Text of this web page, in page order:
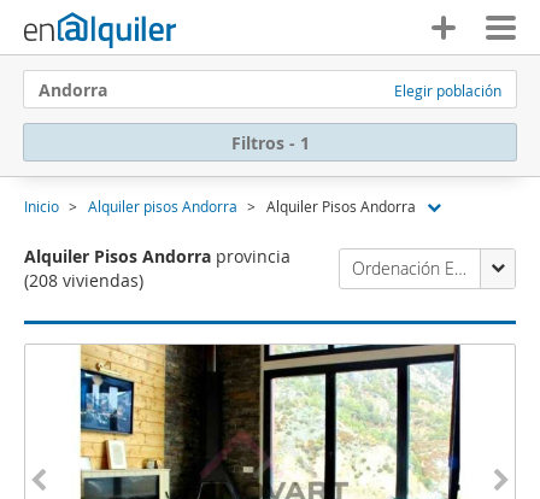
Andorra Elegir población
Filtros - 1
Inicio Alquiler pisos Andorra Alquiler Pisos Andorra
Alquiler Pisos Andorra provincia
(208 viviendas)
Ordenación Enalquiler